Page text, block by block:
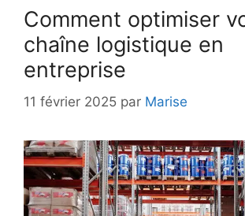
Comment optimiser
chaîne logistique en
entreprise
11 février 2025 par Marise